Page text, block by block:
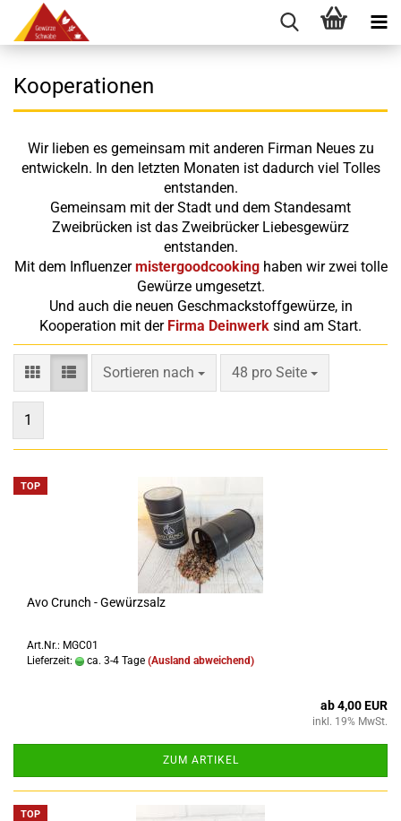
Kooperationen
Wir lieben es gemeinsam mit anderen Firman Neues zu
entwickeln. In den letzten Monaten ist dadurch viel Tolles
entstanden.
Gemeinsam mit der Stadt und dem Standesamt
Zweibrücken ist das Zweibrücker Liebesgewürz
entstanden.
Mit dem Influenzermistergoodcookinghaben wir zwei tolle
Gewürze umgesetzt.
Und auch die neuen Geschmackstoffgewürze, in
Kooperation mit der Firma Deinwerk sind am Start.
Sortieren nach
Sortieren nach 48 pro Seite
pro Seite
1
TOP
Avo Crunch - Gewürzsalz
Art.Nr.: MGC01
Lieferzeit:
ca. 3-4 Tage (Ausland abweichend)
ab 4,00 EUR
inkl. 19% MwSt.
ZUM ARTIKEL
TOP